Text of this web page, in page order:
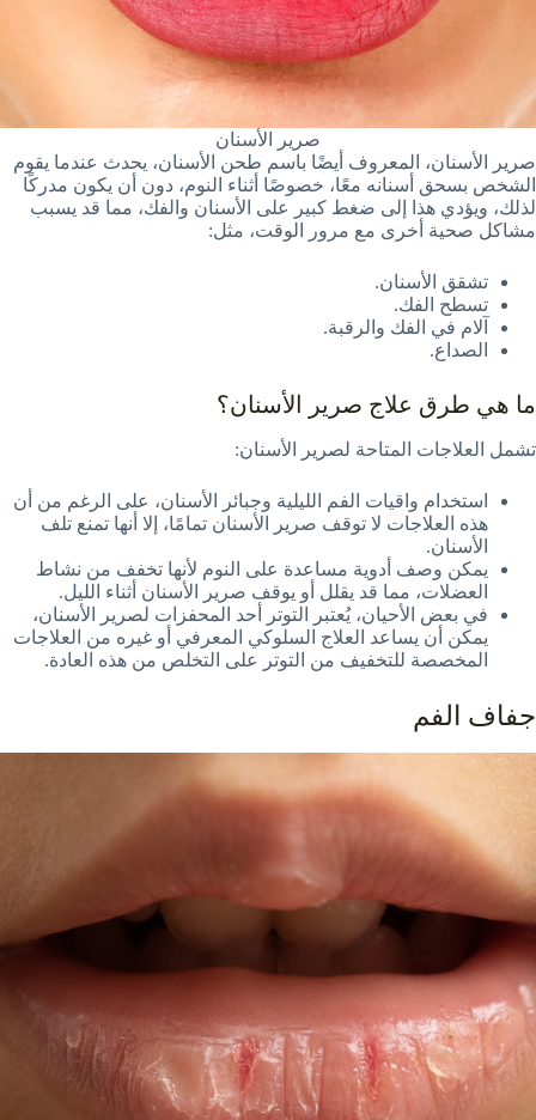
صرير الأسنان
صرير الأسنان، المعروف أيضًا باسم طحن الأسنان، يحدث عندما يقوم
الشخص بسحق أسنانه معًا، خصوصًا أثناء النوم، دون أن يكون مدركًا
لذلك، ويؤدي هذا إلى ضغط كبير على الأسنان والفك، مما قد يسبب
مشاكل صحية أخرى مع مرور الوقت، مثل:
تشقق الأسنان.
تسطح الفك.
آلام في الفك والرقبة.
الصداع.
ما هي طرق علاج صرير الأسنان؟
تشمل العلاجات المتاحة لصرير الأسنان:
استخدام واقيات الفم الليلية وجبائر الأسنان، على الرغم من أن
هذه العلاجات لا توقف صرير الأسنان تمامًا، إلا أنها تمنع تلف
الأسنان.
يمكن وصف أدوية مساعدة على النوم لأنها تخفف من نشاط
العضلات، مما قد يقلل أو يوقف صرير الأسنان أثناء الليل.
في بعض الأحيان، يُعتبر التوتر أحد المحفزات لصرير الأسنان،
يمكن أن يساعد العلاج السلوكي المعرفي أو غيره من العلاجات
المخصصة للتخفيف من التوتر على التخلص من هذه العادة.
جفاف الفم